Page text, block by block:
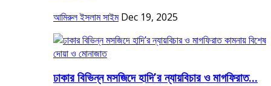
আমিরুল ইসলাম সাইম Dec 19, 2025
ঢাকার বিভিন্ন মসজিদে হাদি’র ন্যায়বিচার ও মাগফিরাত...